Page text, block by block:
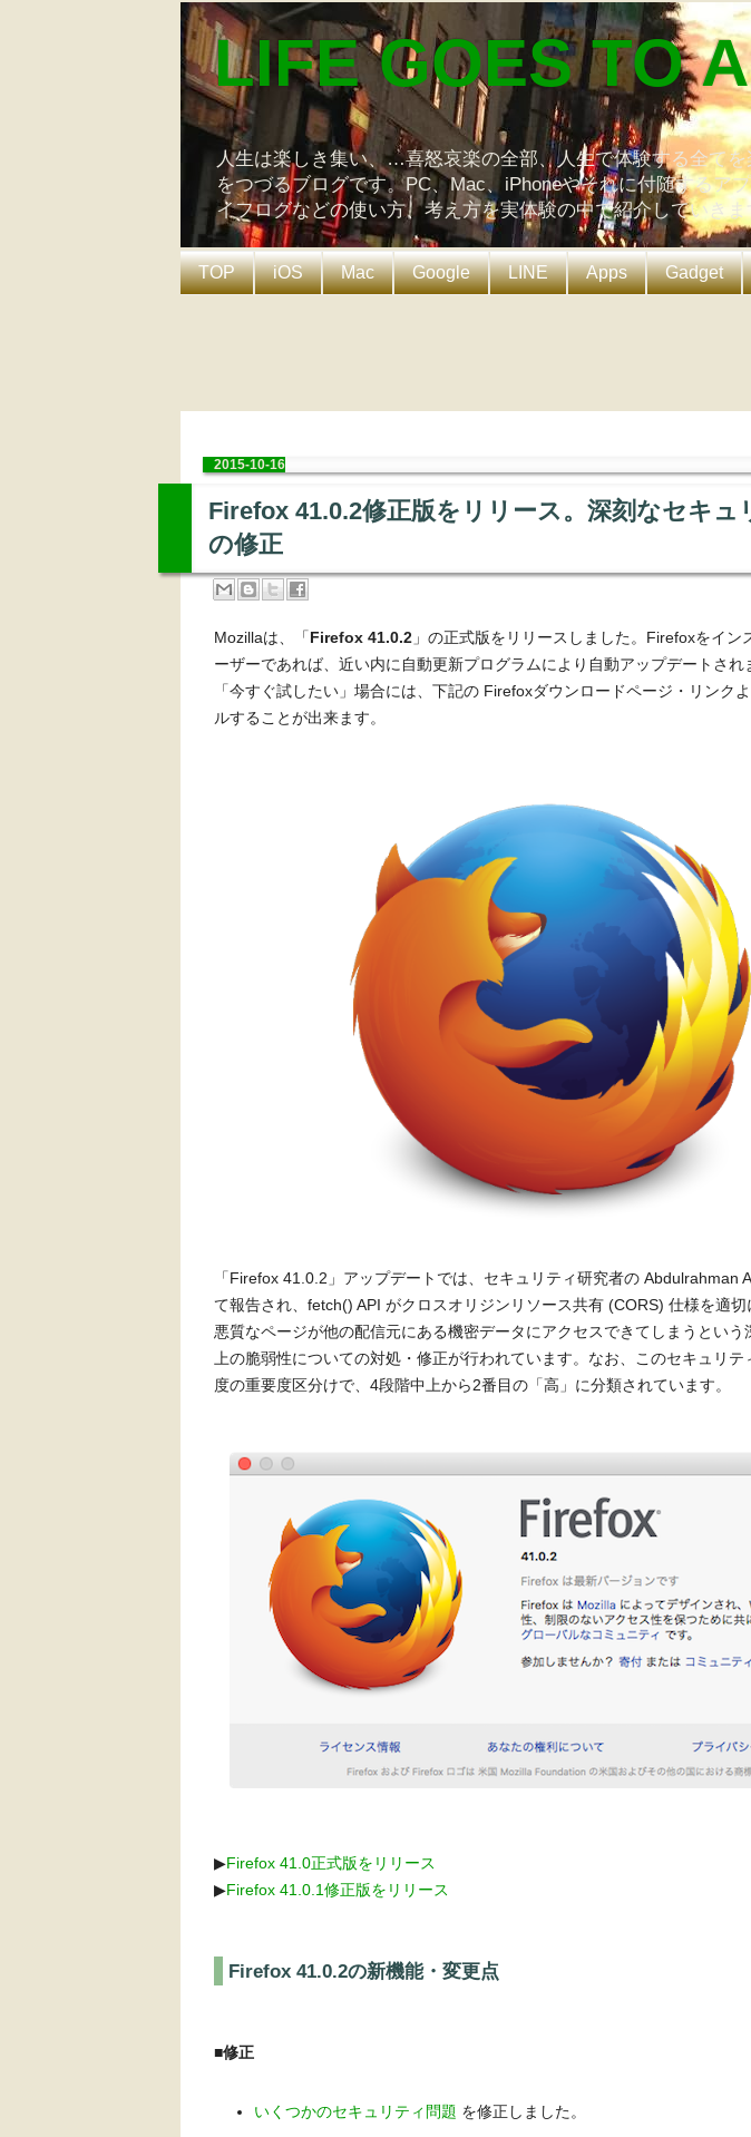
LIFE GOES TO
人生は楽しき集い、…喜怒哀楽の全部、人生で体験する全て
をつづるブログです。PC、Mac、iPhoneやそれに付随するア
イフログなどの使い方、考え方を実体験の中で紹介していきま
TOP iOS Mac Google LINE Apps Gadget
2015-10-16
Firefox 41.0.2修正版をリリース。深刻なセキュ
の修正
Mozillaは、「Firefox 41.0.2 」の正式版をリリースしました。Firefoxをイン
ーザーであれば、近い内に自動更新プログラムにより自動アップデートされ
「今すぐ試したい」場合には、下記の Firefoxダウンロードページ・リンク
ルすることが出来ます。
「Firefox 41.0.2」アップデートでは、セキュリティ研究者の Abdulrahman
て報告され、fetch() API がクロスオリジンリソース共有 (CORS) 仕様を適切
悪質なページが他の配信元にある機密データにアクセスできてしまうという
上の脆弱性についての対処・修正が行われています。なお、このセキュリ
度の重要度区分けで、4段階中上から2番目の「高」に分類されています。
▶︎Firefox 41.0正式版をリリース
▶︎Firefox 41.0.1修正版をリリース
Firefox 41.0.2の新機能・変更点
■修正
いくつかのセキュリティ問題 を修正しました。